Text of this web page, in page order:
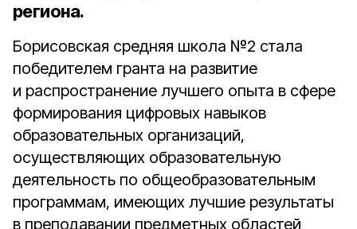
региона.
Борисовская средняя школа №2 стала
победителем гранта на развитие
и распространение лучшего опыта в сфере
формирования цифровых навыков
образовательных организаций,
осуществляющих образовательную
деятельность по общеобразовательным
программам, имеющих лучшие результаты
в преподавании предметных областей